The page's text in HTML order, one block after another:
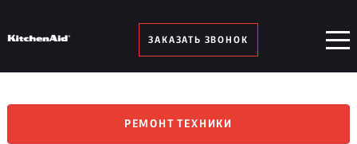
ЗАКАЗАТЬ ЗВОНОК
РЕМОНТ ТЕХНИКИ